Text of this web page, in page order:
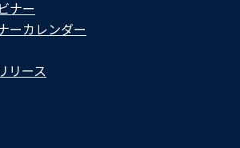
ナー
ーカレンダー
リース